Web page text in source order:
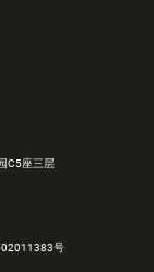
C5座三层
号